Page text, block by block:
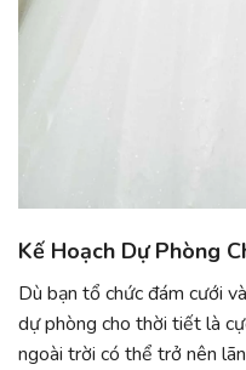
Kế Hoạch Dự Phòng
Dù bạn tổ chức đám cưới
dự phòng cho thời tiết là
ngoài trời có thể trở nên